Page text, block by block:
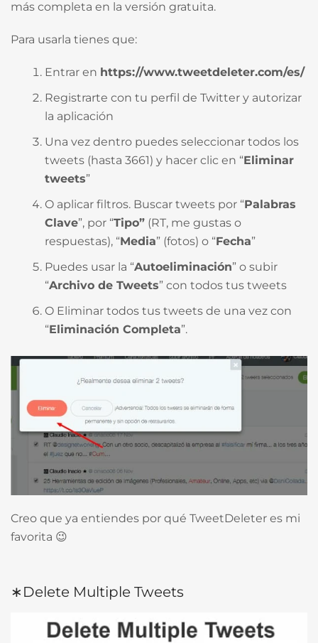
más completa en la versión gratuita.
Para usarla tienes que:
Entrar en https://www.tweetdeleter.com/es/
Registrarte con tu perfil de Twitter y autorizar
la aplicación
Una vez dentro puedes seleccionar todos los
tweets (hasta 3661) y hacer clic en “Eliminar
tweets”
O aplicar filtros. Buscar tweets por “Palabras
Clave”, por “Tipo” (RT, me gustas o
respuestas), “Media” (fotos) o “Fecha”
Puedes usar la “Autoeliminación” o subir
“Archivo de Tweets” con todos tus tweets
O Eliminar todos tus tweets de una vez con
“Eliminación Completa”.
Creo que ya entiendes por qué TweetDeleter es mi
favorita 😉
∗Delete Multiple Tweets